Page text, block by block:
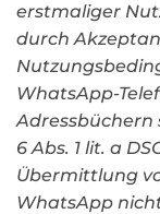
erstmaliger
durch
WhatsApp-
6 Abs. 1 lit. a
Übermittlung
WhatsApp